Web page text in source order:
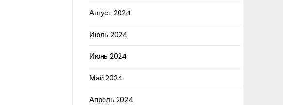
Август 2024
Июль 2024
Июнь 2024
Май 2024
Апрель 2024